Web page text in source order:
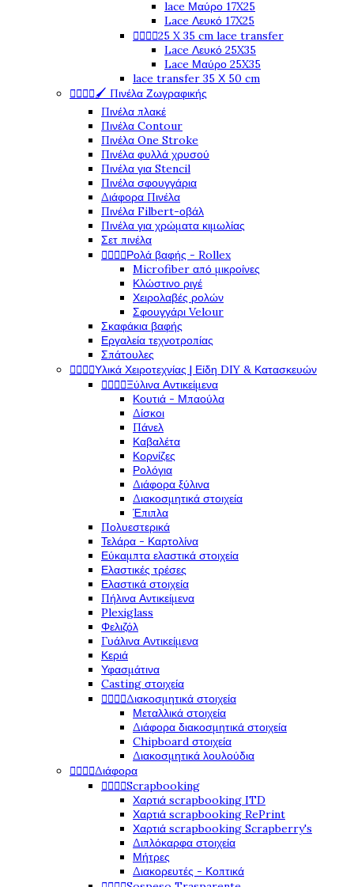
lace Μαύρο 17X25
Lace Λευκό 17X25
25 X 35 cm lace transfer
Lace Λευκό 25X35
Lace Μαύρο 25X35
lace transfer 35 Χ 50 cm
🖌️ Πινέλα Ζωγραφικής
Πινέλα πλακέ
Πινέλα Contour
Πινέλα One Stroke
Πινέλα φυλλά χρυσού
Πινέλα για Stencil
Πινέλα σφουγγάρια
Διάφορα Πινέλα
Πινέλα Filbert-οβάλ
Πινέλα για χρώματα κιμωλίας
Σετ πινέλα
Ρολά βαφής - Rollex
Microfiber από μικροίνες
Κλώστινο ριγέ
Χειρολαβές ρολών
Σφουγγάρι Velour
Σκαφάκια βαφής
Εργαλεία τεχνοτροπίας
Σπάτουλες
Υλικά Χειροτεχνίας | Είδη DIY & Κατασκευών
Ξύλινα Αντικείμενα
Κουτιά - Μπαούλα
Δίσκοι
Πάνελ
Καβαλέτα
Κορνίζες
Ρολόγια
Διάφορα ξύλινα
Διακοσμητικά στοιχεία
Έπιπλα
Πολυεστερικά
Τελάρα - Καρτολίνα
Εύκαμπτα ελαστικά στοιχεία
Ελαστικές τρέσες
Ελαστικά στοιχεία
Πήλινα Αντικείμενα
Plexiglass
Φελιζόλ
Γυάλινα Αντικείμενα
Κεριά
Υφασμάτινα
Casting στοιχεία
Διακοσμητικά στοιχεία
Μεταλλικά στοιχεία
Διάφορα διακοσμητικά στοιχεία
Chipboard στοιχεία
Διακοσμητικά λουλούδια
Διάφορα
Scrapbooking
Χαρτιά scrapbooking ITD
Χαρτιά scrapbooking RePrint
Χαρτιά scrapbooking Scrapberry's
Διπλόκαρφα στοιχεία
Μήτρες
Διακορευτές - Κοπτικά